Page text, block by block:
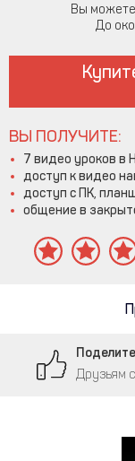
Вы можете
До
ВЫ ПОЛУЧИТЕ:
7 видео уроков в
доступ к видео
доступ с ПК,
общение в
Друзьям